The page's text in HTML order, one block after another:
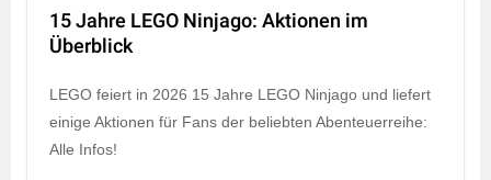
15 Jahre LEGO Ninjago: Aktionen im
Überblick
LEGO feiert in 2026 15 Jahre LEGO Ninjago und liefert
einige Aktionen für Fans der beliebten Abenteuerreihe:
Alle Infos!